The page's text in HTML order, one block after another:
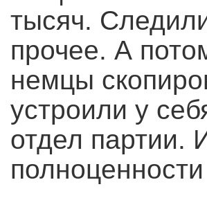
тысяч.
прочее. А
немцы
устроили у
отдел партии.